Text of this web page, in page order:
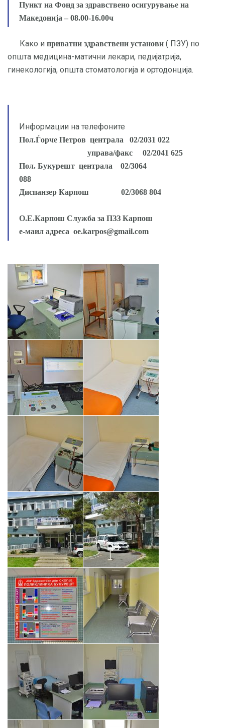
Пункт на Фонд за здравствено осигурување на
Македонијa – 08.00-16.00ч
Како и приватни здравствени установи ( ПЗУ) по
општа медицина-матични лекари, педијатрија,
гинекологија, општа стоматологија и ортодонција.
Информации на телефоните
Пол.Ѓорче Петров централа 02/2031 022
управа/факс 02/2041 625
Пол. Букурешт централа 02/3064
088
Диспанзер Карпош 02/3068 804
О.Е.Карпош Служба за ПЗЗ Карпош
е-маил адреса oe.karpos@gmail.com